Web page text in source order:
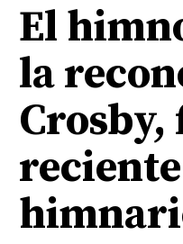
El
la